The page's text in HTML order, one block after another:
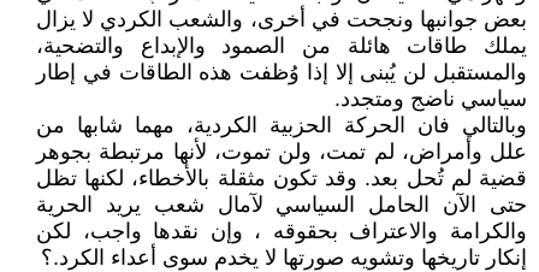
بعض جوانبها ونجحت في أخرى، والشعب الكردي لا يزال
يملك طاقات هائلة من الصمود والإبداع والتضحية،
والمستقبل لن يُبنى إلا إذا وُظفت هذه الطاقات في إطار
سياسي ناضج ومتجدد.
وبالتالي فان الحركة الحزبية الكردية، مهما شابها من
علل وأمراض، لم تمت، ولن تموت، لأنها مرتبطة بجوهر
قضية لم تُحل بعد. وقد تكون مثقلة بالأخطاء، لكنها تظل
حتى الآن الحامل السياسي لآمال شعب يريد الحرية
والكرامة والاعتراف بحقوقه ، وإن نقدها واجب، لكن
إنكار تاريخها وتشويه صورتها لا يخدم سوى أعداء الكرد.؟